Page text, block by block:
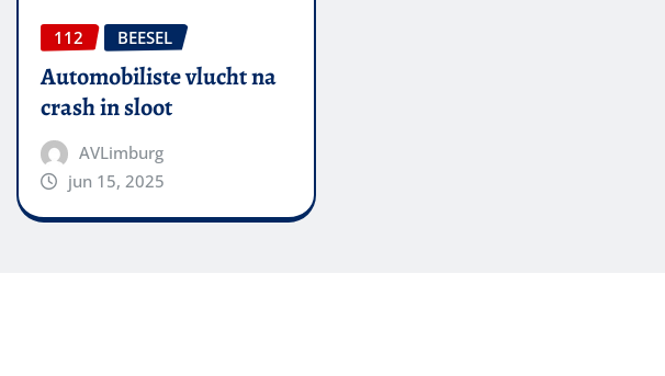
112 BEESEL
Automobiliste vlucht na
crash in sloot
AVLimburg
jun 15, 2025